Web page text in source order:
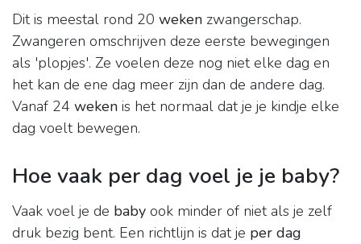
Dit is meestal rond 20 weken zwangerschap.
Zwangeren omschrijven deze eerste bewegingen
als 'plopjes'. Ze voelen deze nog niet elke dag en
het kan de ene dag meer zijn dan de andere dag.
Vanaf 24 weken is het normaal dat je je kindje elke
dag voelt bewegen.
Hoe vaak per dag voel je je baby?
Vaak voel je de baby ook minder of niet als je zelf
druk bezig bent. Een richtlijn is dat je per dag